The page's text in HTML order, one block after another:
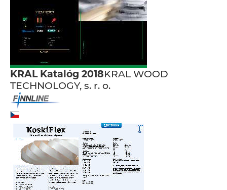
KRAL Katalóg 2018KRAL WOOD
TECHNOLOGY, s. r. o.